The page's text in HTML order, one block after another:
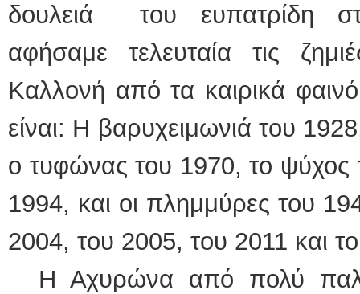
δουλειά του ευπατρίδη
αφήσαμε τελευταία τις
Καλλονή από τα καιρικά
είναι: Η βαρυχειμωνιά του
ο τυφώνας του 1970, το ψύχος
1994, και οι πλημμύρες του
2004, του 2005, του 2011 και
Η Αχυρώνα από πολύ